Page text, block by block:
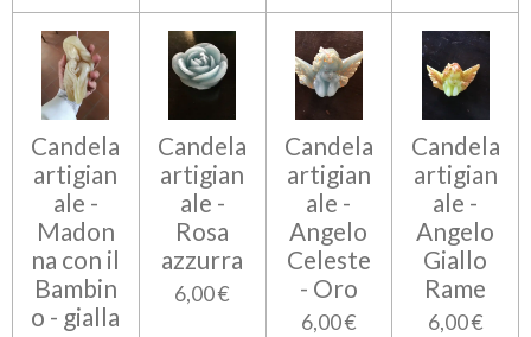
Candela
artigian
ale -
Madon
na con il
Bambin
o - gialla
Candela
artigian
ale -
Rosa
azzurra
6,00 €
Candela
artigian
ale -
Angelo
Celeste
- Oro
6,00 €
Candela
artigian
ale -
Angelo
Giallo
Rame
6,00 €